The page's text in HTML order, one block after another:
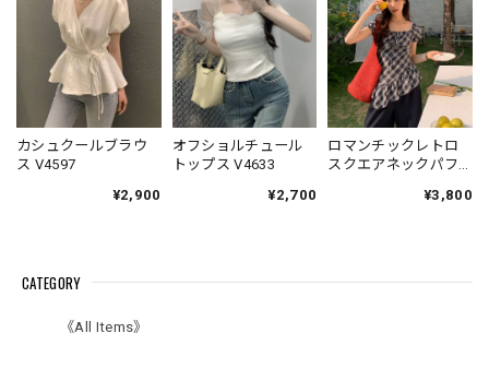
カシュクールブラウ
ス V4597
¥2,900
オフショルチュール
トップス V4633
¥2,700
ロマンチックレトロ
スクエアネックパフ
¥3,800
CATEGORY
《All Items》